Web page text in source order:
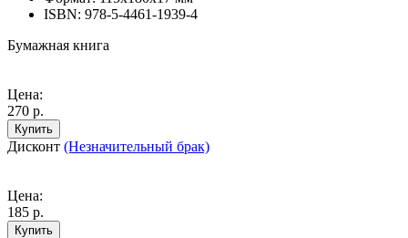
ISBN: 978-5-4461-1939-4
Бумажная книга
Цена:
270 р.
Купить
Дисконт (Незначительный брак)
Цена:
185 р.
Купить